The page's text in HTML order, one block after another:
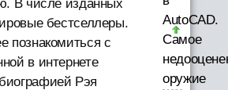
В числе изданных
бестселлеры.
познакомиться с
в интернете
Рэя
AutoCAD.
Самое
оружие